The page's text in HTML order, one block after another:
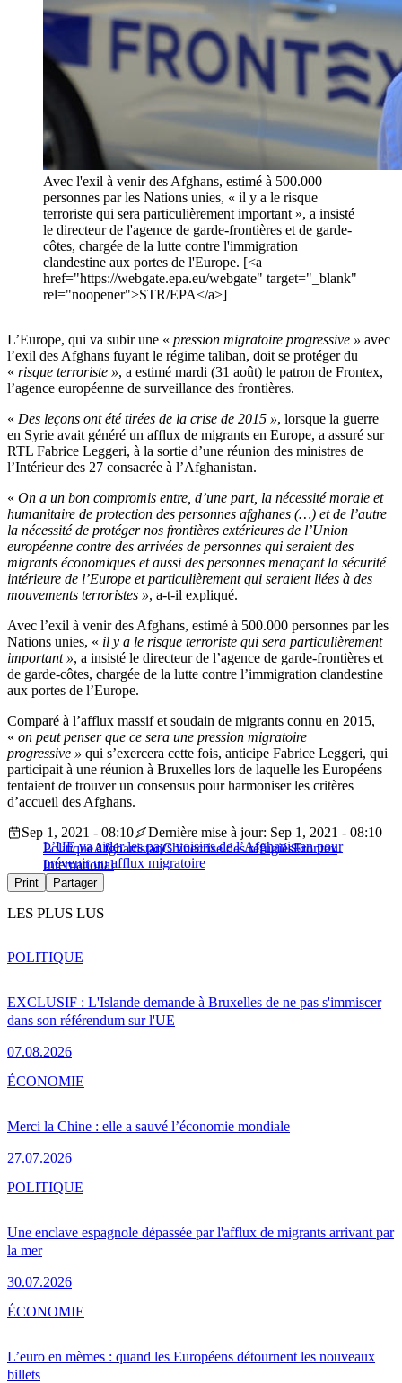
Avec l'exil à venir des Afghans, estimé à 500.000
personnes par les Nations unies, « il y a le risque
terroriste qui sera particulièrement important », a insisté
le directeur de l'agence de garde-frontières et de garde-
côtes, chargée de la lutte contre l'immigration
clandestine aux portes de l'Europe. [<a
href="https://webgate.epa.eu/webgate" target="_blank"
rel="noopener">STR/EPA</a>]
L’Europe, qui va subir une « pression migratoire progressive » avec
l’exil des Afghans fuyant le régime taliban, doit se protéger du
« risque terroriste », a estimé mardi (31 août) le patron de Frontex,
l’agence européenne de surveillance des frontières.
« Des leçons ont été tirées de la crise de 2015 », lorsque la guerre
en Syrie avait généré un afflux de migrants en Europe, a assuré sur
RTL Fabrice Leggeri, à la sortie d’une réunion des ministres de
l’Intérieur des 27 consacrée à l’Afghanistan.
« On a un bon compromis entre, d’une part, la nécessité morale et
humanitaire de protection des personnes afghanes (…) et de l’autre
la nécessité de protéger nos frontières extérieures de l’Union
européenne contre des arrivées de personnes qui seraient des
migrants économiques et aussi des personnes menaçant la sécurité
intérieure de l’Europe et particulièrement qui seraient liées à des
mouvements terroristes », a-t-il expliqué.
Avec l’exil à venir des Afghans, estimé à 500.000 personnes par les
Nations unies, « il y a le risque terroriste qui sera particulièrement
important », a insisté le directeur de l’agence de garde-frontières et
de garde-côtes, chargée de la lutte contre l’immigration clandestine
aux portes de l’Europe.
Comparé à l’afflux massif et soudain de migrants connu en 2015,
« on peut penser que ce sera une pression migratoire
progressive » qui s’exercera cette fois, anticipe Fabrice Leggeri, qui
participait à une réunion à Bruxelles lors de laquelle les Européens
tentaient de trouver un consensus pour harmoniser les critères
d’accueil des Afghans.
L’UE va aider les pays voisins de l’Afghanistan pour
prévenir un afflux migratoire
Sep 1, 2021 - 08:10
Dernière mise à jour: Sep 1, 2021 - 08:10
PolitiqueAfghanistanChinecrise des réfugiésFrontex
International
Print Partager
LES PLUS LUS
EXCLUSIF : L'Islande demande à Bruxelles de ne pas s'immiscer
dans son référendum sur l'UE
07.08.2026
POLITIQUE
Merci la Chine : elle a sauvé l’économie mondiale
27.07.2026
ÉCONOMIE
Une enclave espagnole dépassée par l'afflux de migrants arrivant par
la mer
30.07.2026
POLITIQUE
L’euro en mèmes : quand les Européens détournent les nouveaux
billets
ÉCONOMIE